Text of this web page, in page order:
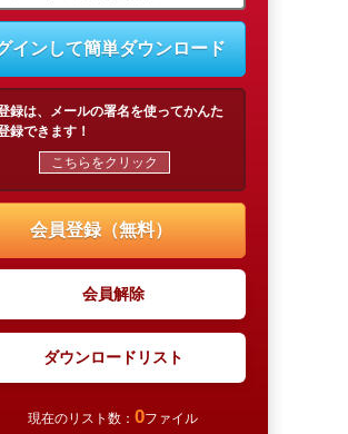
インして簡単ダウンロード
録は、メールの署名を使ってかんた
録できます！
こちらをクリック
会員登録（無料）
会員解除
ダウンロードリスト
現在のリスト数： 0ファイル